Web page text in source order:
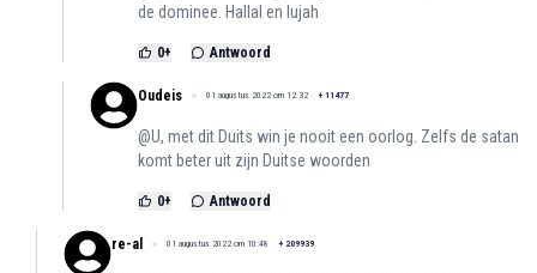
de dominee. Hallal en lujah
0+ Antwoord
Oudeis 01 augustus 2022 om 12:32 + 11477
@U, met dit Duits win je nooit een oorlog. Zelfs de satan
komt beter uit zijn Duitse woorden
0+ Antwoord
re-al 01 augustus 2022 om 10:48 + 209939